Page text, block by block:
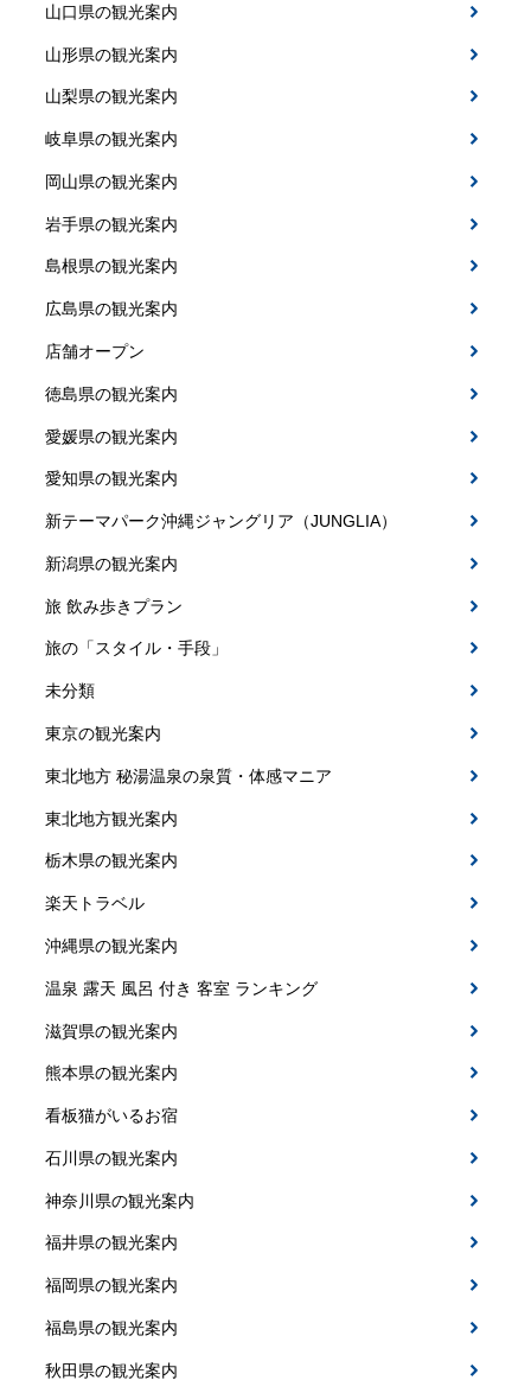
山口県の観光案内
山形県の観光案内
山梨県の観光案内
岐阜県の観光案内
岡山県の観光案内
岩手県の観光案内
島根県の観光案内
広島県の観光案内
店舗オープン
徳島県の観光案内
愛媛県の観光案内
愛知県の観光案内
新テーマパーク沖縄ジャングリア（JUNGLIA）
新潟県の観光案内
旅 飲み歩きプラン
旅の「スタイル・手段」
未分類
東京の観光案内
東北地方 秘湯温泉の泉質・体感マニア
東北地方観光案内
栃木県の観光案内
楽天トラベル
沖縄県の観光案内
温泉 露天 風呂 付き 客室 ランキング
滋賀県の観光案内
熊本県の観光案内
看板猫がいるお宿
石川県の観光案内
神奈川県の観光案内
福井県の観光案内
福岡県の観光案内
福島県の観光案内
秋田県の観光案内